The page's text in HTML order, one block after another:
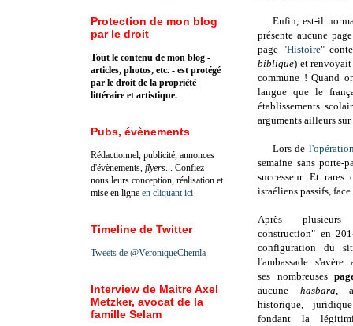
Enfin, est-il
présente aucune
page "Histoire"
biblique) et
commune ! Quand
langue que le
établissements
arguments ailleurs
Lors de
semaine sans porte-
successeur. Et
israéliens passifs,
Après
construction" en
configuration du
l'ambassade s'avère
ses nombreuses
aucune hasbara,
historique,
fondant la
Protection de mon blog
par le droit
Tout le contenu de mon blog -
articles, photos, etc. - est protégé
par le droit de la propriété
littéraire et artistique.
Pubs, évènements
Rédactionnel, publicité, annonces
d'évènements, flyers ... Confiez-
nous leurs conception, réalisation et
mise en ligne en cliquant ici
Timeline de Twitter
Tweets de @VeroniqueChemla
Interview de Maitre Axel
Metzker, avocat de la
famille Selam